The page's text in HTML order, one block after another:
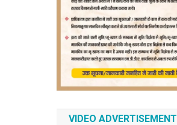
VIDEO ADVERTISEMENT